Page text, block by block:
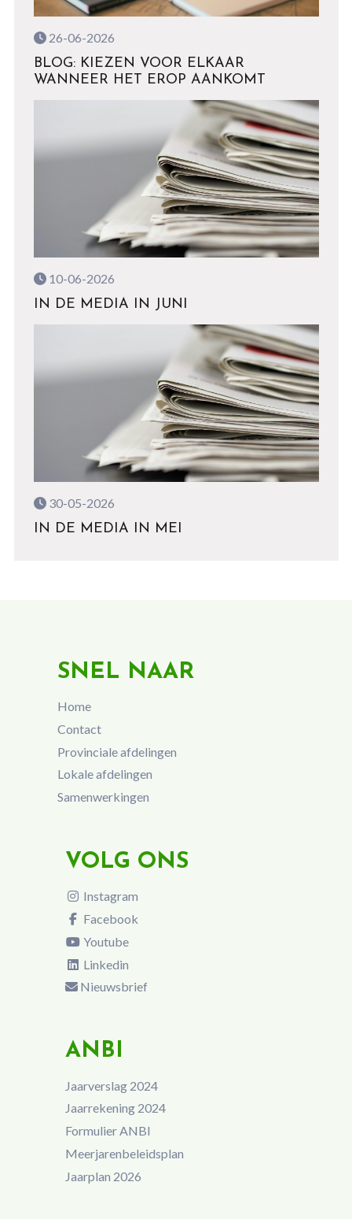
26-06-2026
BLOG: KIEZEN VOOR ELKAAR
WANNEER HET EROP AANKOMT
10-06-2026
IN DE MEDIA IN JUNI
30-05-2026
IN DE MEDIA IN MEI
SNEL NAAR
Home
Contact
Provinciale afdelingen
Lokale afdelingen
Samenwerkingen
VOLG ONS
Instagram
Facebook
Youtube
Linkedin
Nieuwsbrief
ANBI
Jaarverslag 2024
Jaarrekening 2024
Formulier ANBI
Meerjarenbeleidsplan
Jaarplan 2026